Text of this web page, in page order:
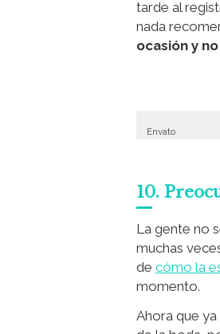
tarde al
nada
ocasión y
Envato
10.
La gente no
muchas
de cómo la
momento.
Ahora que